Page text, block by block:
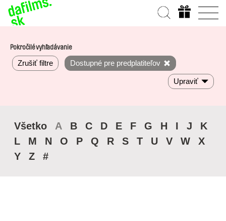
Pokročilé vyhľadávanie
Zrušiť filtre Dostupné pre predplatiteľov
Upraviť
Všetko A B C D E F G H I J
K
L
M N O P Q R S T U V W
X
Y
Z #